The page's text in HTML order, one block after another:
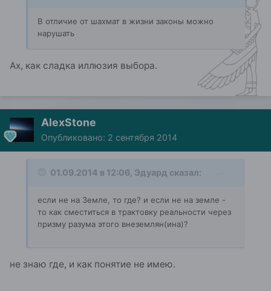
В отличие от шахмат в жизни законы можно
нарушать
Ах, как сладка иллюзия выбора.
AlexStone
Опубликовано: 2 сентября 2014
01.09.2014 в 12:06, Эдуард сказал:
если не на Земле, то где? и если не на земле -
то как сместиться в трактовку реальности через
призму разума этого внеземлян(ина)?
не знаю где, и как понятие не имею.